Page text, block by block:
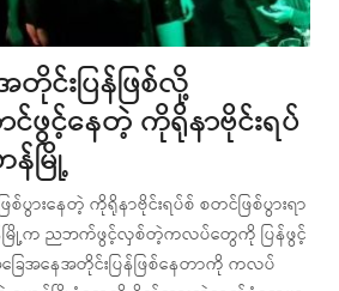
င်းပြန်ဖြစ်လို့
င်ဖွင့်နေတဲ့ ကိုရိုနာဗိုင်းရပ်
န်မြို့
စ်ပွားနေတဲ့ ကိုရိုနာဗိုင်းရပ်စ် စတင်ဖြစ်ပွားရာ
န်မြို့က ညဘက်ဖွင့်လှစ်တဲ့ကလပ်တွေကို ပြန်ဖွင့်
ခြေအနေအတိုင်းပြန်ဖြစ်နေတာကို ကလပ်